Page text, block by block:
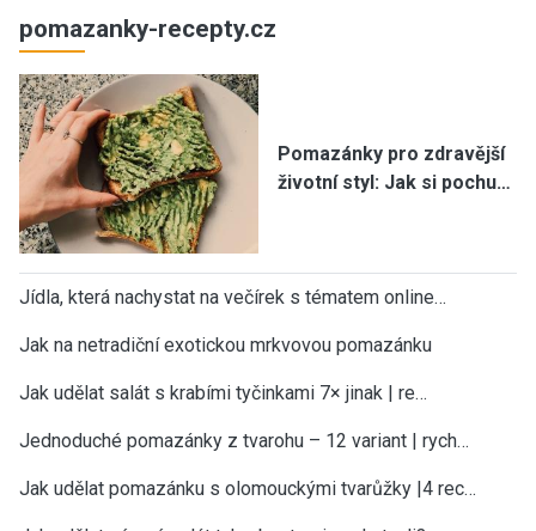
pomazanky-recepty.cz
Pomazánky pro zdravější
životní styl: Jak si pochu…
Jídla, která nachystat na večírek s tématem online…
Jak na netradiční exotickou mrkvovou pomazánku
Jak udělat salát s krabími tyčinkami 7× jinak | re…
Jednoduché pomazánky z tvarohu – 12 variant | rych…
Jak udělat pomazánku s olomouckými tvarůžky |4 rec…